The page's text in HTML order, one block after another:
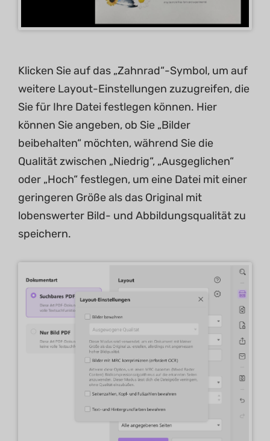
Klicken Sie auf das „Zahnrad“-Symbol, um auf
weitere Layout-Einstellungen zuzugreifen, die
Sie für Ihre Datei festlegen können. Hier
können Sie angeben, ob Sie „Bilder
beibehalten“ möchten, während Sie die
Qualität zwischen „Niedrig“, „Ausgeglichen“
oder „Hoch“ festlegen, um eine Datei mit einer
geringeren Größe als das Original mit
lobenswerter Bild- und Abbildungsqualität zu
speichern.